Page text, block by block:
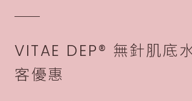
VITAE DEP® 無針肌底
客優惠